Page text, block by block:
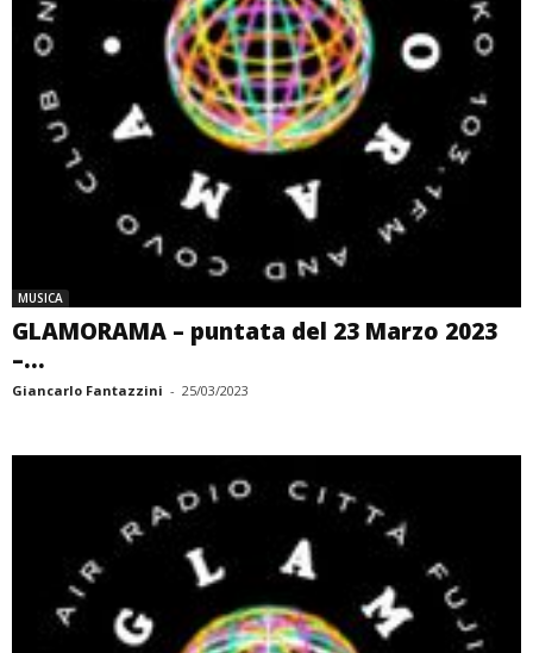
MUSICA
GLAMORAMA – puntata del 23 Marzo 2023
–...
Giancarlo Fantazzini - 25/03/2023